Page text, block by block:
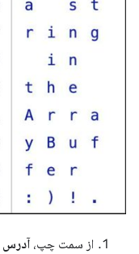
از سمت چپ، آدرس